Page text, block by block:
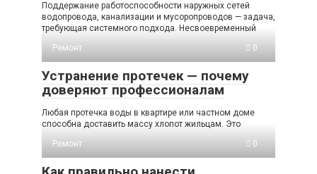
Поддержание работоспособности наружных сетей
водопровода, канализации и мусоропроводов — задача,
требующая системного подхода. Несвоевременный
Ремонт
0
Устранение протечек — почему
доверяют профессионалам
Любая протечка воды в квартире или частном доме
способна доставить массу хлопот жильцам. Это
Ремонт
0